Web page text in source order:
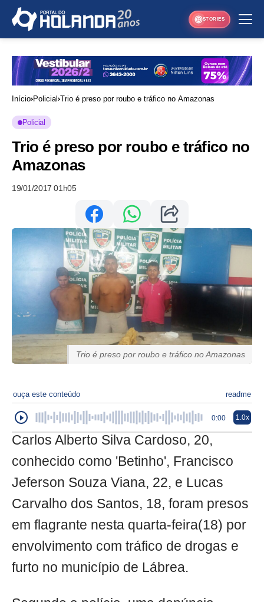
STORIES
Início Policial Trio é preso por roubo e tráfico no Amazonas
Policial
Trio é preso por roubo e tráfico no
Amazonas
19/01/2017 01h05
Trio é preso por roubo e tráfico no Amazonas
ouça este conteúdo readme
0:00 1.0x
Carlos Alberto Silva Cardoso, 20,
conhecido como 'Betinho', Francisco
Jeferson Souza Viana, 22, e Lucas
Carvalho dos Santos, 18, foram presos
em flagrante nesta quarta-feira(18) por
envolvimento com tráfico de drogas e
furto no município de Lábrea.